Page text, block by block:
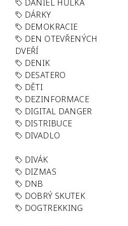
DANIEL HŮLKA
DÁRKY
DEMOKRACIE
DEN OTEVŘENÝCH
DVEŘÍ
DENIK
DESATERO
DĚTI
DEZINFORMACE
DIGITAL DANGER
DISTRIBUCE
DIVADLO
DIVÁK
DIZMAS
DNB
DOBRÝ SKUTEK
DOGTREKKING